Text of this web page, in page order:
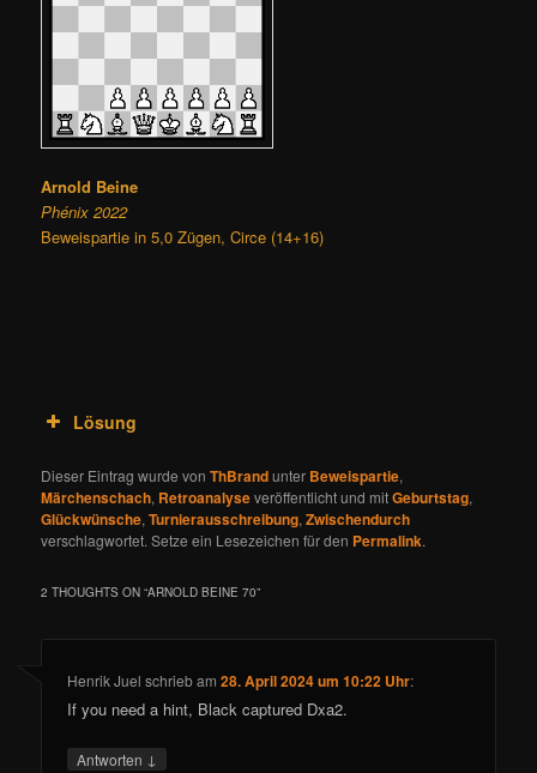
Arnold Beine
Phénix 2022
Beweispartie in 5,0 Zügen, Circe (14+16)
Lösung
Dieser Eintrag wurde vonThBrandunter Beweispartie,
Märchenschach, Retroanalyseveröffentlicht und mitGeburtstag,
Glückwünsche,Turnierausschreibung,Zwischendurch
verschlagwortet. Setze ein Lesezeichen für den Permalink.
2 THOUGHTS ON “ARNOLD BEINE 70”
Henrik Juel schriebam28. April 2024 um 10:22 Uhr:
If you need a hint, Black captured Dxa2.
Antworten ↓